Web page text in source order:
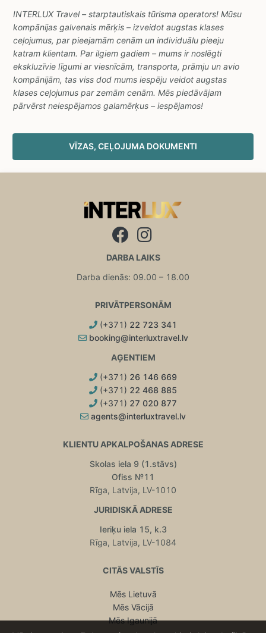
INTERLUX Travel – starptautiskais tūrisma operators! Mūsu
kompānijas galvenais mērķis – izveidot augstas klases
ceļojumus, par pieejamām cenām un individuālu pieeju
katram klientam. Par ilgiem gadiem – mums ir noslēgti
ekskluzīvie līgumi ar viesnīcām, transporta, prāmju un avio
kompānijām, tas viss dod mums iespēju veidot augstas
klases ceļojumus par zemām cenām. Mēs piedāvājam
pārvērst neiespējamos galamērķus – iespējamos!
VĪZAS, CEĻOJUMA DOKUMENTI
DARBA LAIKS
Darba dienās: 09.00 – 18.00
PRIVĀTPERSONĀM
(+371) 22 723 341
booking@interluxtravel.lv
AĢENTIEM
(+371) 26 146 669
(+371) 22 468 885
(+371) 27 020 877
agents@interluxtravel.lv
KLIENTU APKALPOŠANAS ADRESE
Skolas iela 9 (1.stāvs)
Ofiss №11
Rīga, Latvija, LV-1010
JURIDISKĀ ADRESE
Ieriķu iela 15, k.3
Rīga, Latvija, LV-1084
CITĀS VALSTĪS
Mēs Lietuvā
Mēs Vācijā
Mēs Igaunijā